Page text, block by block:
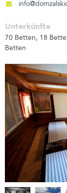
Unterkünfte
70 Betten, 18
Betten
PREVIOUS